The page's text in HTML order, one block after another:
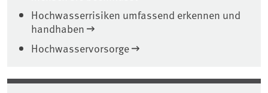
Hochwasserrisiken umfassend erkennen und
handhaben
Hochwasservorsorge